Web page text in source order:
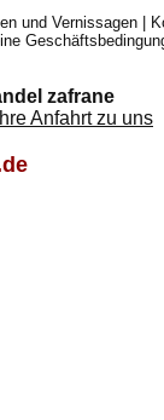
und Vernissagen
zafrane
Ihre Anfahrt zu uns